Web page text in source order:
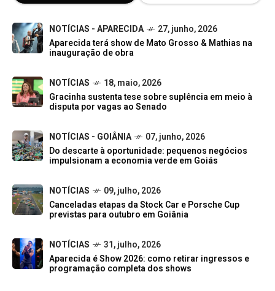
NOTÍCIAS - APARECIDA
27, junho, 2026
Aparecida terá show de Mato Grosso & Mathias na
inauguração de obra
NOTÍCIAS
18, maio, 2026
Gracinha sustenta tese sobre suplência em meio à
disputa por vagas ao Senado
NOTÍCIAS - GOIÂNIA
07, junho, 2026
Do descarte à oportunidade: pequenos negócios
impulsionam a economia verde em Goiás
NOTÍCIAS
09, julho, 2026
Canceladas etapas da Stock Car e Porsche Cup
previstas para outubro em Goiânia
NOTÍCIAS
31, julho, 2026
Aparecida é Show 2026: como retirar ingressos e
programação completa dos shows